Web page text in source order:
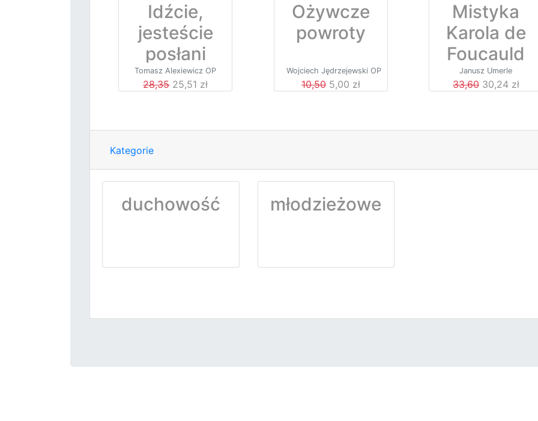
Idźcie,
jesteście
posłani
Tomasz Alexiewicz OP
28,3525,51 zł
Ożywcze
powroty
Wojciech Jędrzejewski OP
10,505,00 zł
Mistyka
Karola de
Foucauld
Janusz Umerle
33,6030,24 zł
Kategorie
duchowość młodzieżowe